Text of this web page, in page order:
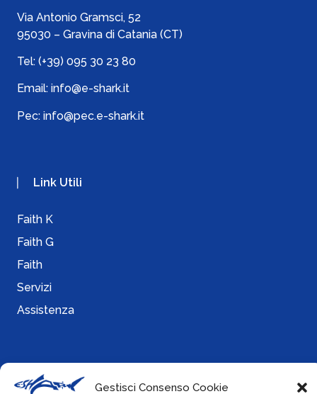
Gestisci Consenso Cookie
Via Antonio Gramsci, 52
95030 – Gravina di Catania (CT)
Tel: (+39) 095 30 23 80
Email: info@e-shark.it
Pec: info@pec.e-shark.it
Link Utili
Faith K
Faith G
Faith
Servizi
Assistenza